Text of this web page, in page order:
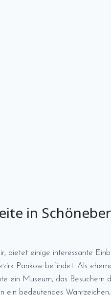
in
bietet einige interessante
Pankow befindet. Als
ein Museum, das
bedeutendes